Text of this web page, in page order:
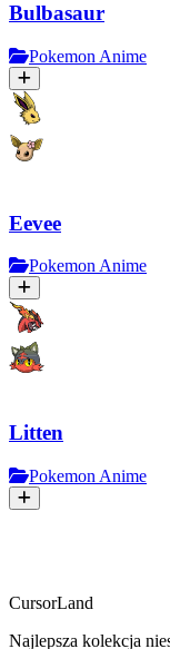
Bulbasaur
Pokemon Anime
Eevee
Pokemon Anime
Litten
Pokemon Anime
CursorLand
Najlepsza kolekcja